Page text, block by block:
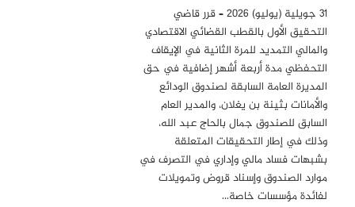
31 جويلية (يوليو) 2026 – قرر قاضي
التحقيق الأول بالقطب القضائي الاقتصادي
والمالي التمديد للمرة الثانية في الإيقاف
التحفظي مدة أربعة أشهر إضافية في حق
المديرة العامة السابقة لصندوق الودائع
والأمانات بثينة بن يغلان، والمدير العام
السابق للصندوق جمال بالحاج عبد الله،
وذلك في إطار التحقيقات المتعلقة
بشبهات فساد مالي وإداري في التصرف في
موارد الصندوق وإسناد قروض وتمويلات
لفائدة مؤسسات خاصة…